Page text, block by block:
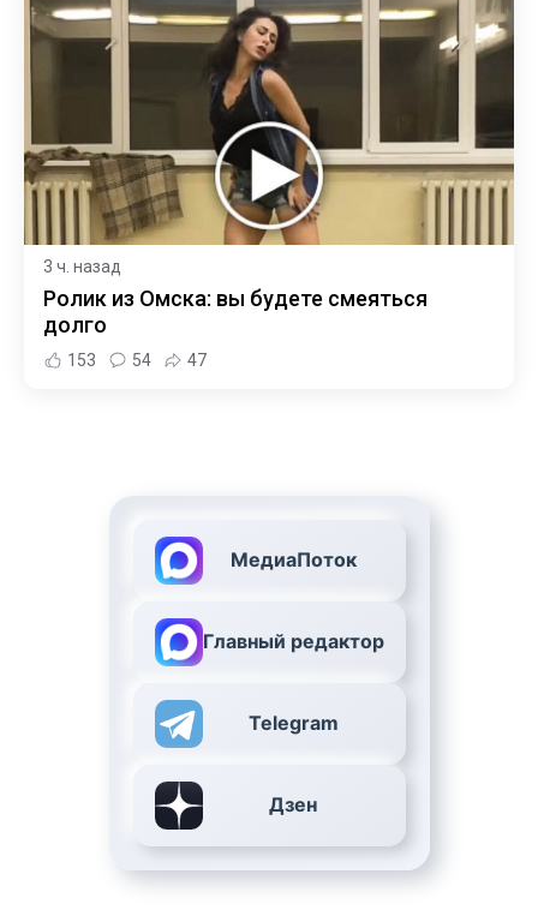
3 ч. назад
Ролик из Омска: вы будете смеяться
долго
153 54 47
МедиаПоток
Главный редактор
Telegram
Дзен